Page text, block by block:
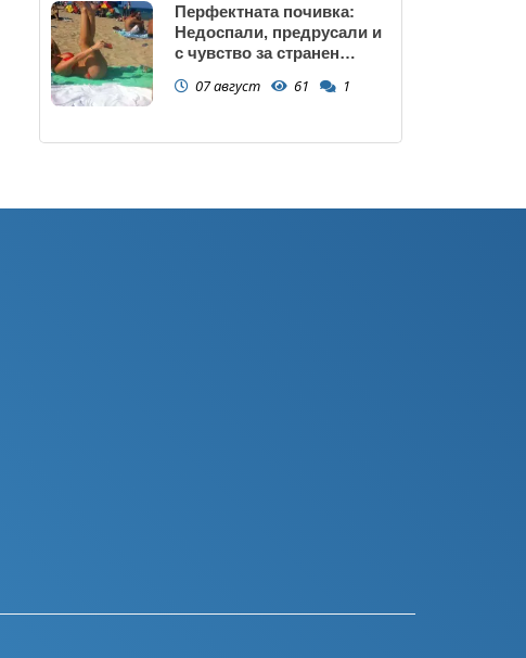
Перфектната почивка:
Недоспали, предрусали и
с чувство за странен
07 август 61 1